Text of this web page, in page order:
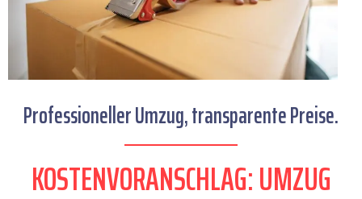
Professioneller Umzug, transparente Preise.
KOSTENVORANSCHLAG: UMZUG